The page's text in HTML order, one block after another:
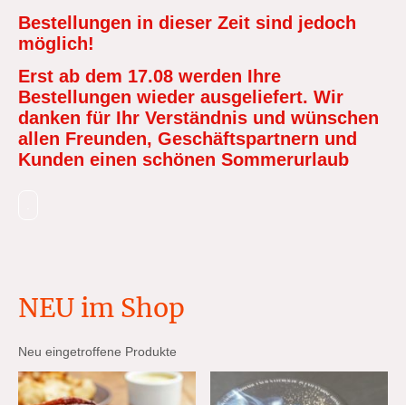
Bestellungen in dieser Zeit sind jedoch
möglich!
Erst ab dem 17.08 werden Ihre
Bestellungen wieder ausgeliefert. Wir
danken für Ihr Verständnis und wünschen
allen Freunden, Geschäftspartnern und
Kunden einen schönen Sommerurlaub
NEU im Shop
Neu eingetroffene Produkte